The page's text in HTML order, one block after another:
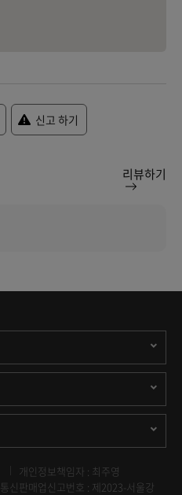
신고 하기
리뷰하기
개인정보책임자 : 최주영
통신판매업신고번호 : 제2023-서울강